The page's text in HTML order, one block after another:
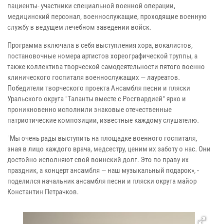
пациенты- участники специальной военной операции,
медицинский персонал, военнослужащие, проходящие военную
службу в ведущем лечебном заведении войск.
Программа включала в себя выступления хора, вокалистов,
постановочные номера артистов хореографической труппы, а
также коллектива творческой самодеятельности пятого военно
клинического госпиталя военнослужащих — лауреатов.
Победители творческого проекта Ансамбля песни и пляски
Уральского округа "Таланты вместе с Росгвардией" ярко и
проникновенно исполнили знаковые отечественные
патриотические композиции, известные каждому слушателю.
"Мы очень рады выступить на площадке военного госпиталя,
зная в лицо каждого врача, медсестру, ценим их заботу о нас. Они
достойно исполняют свой воинский долг. Это по праву их
праздник, а концерт ансамбля — наш музыкальный подарок», -
поделился начальник ансамбля песни и пляски округа майор
Константин Петрачков.